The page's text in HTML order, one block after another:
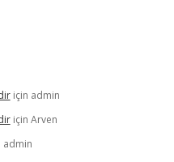
için admin
için Arven
admin